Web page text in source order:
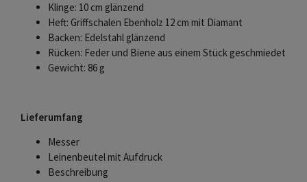
Klinge: 10 cm glänzend
Heft: Griffschalen Ebenholz 12 cm mit Diamant
Backen: Edelstahl glänzend
Rücken: Feder und Biene aus einem Stück geschmiedet
Gewicht: 86 g
Lieferumfang
Messer
Leinenbeutel mit Aufdruck
Beschreibung